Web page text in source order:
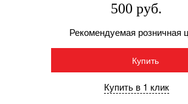
500 руб.
Рекомендуемая розничная
Купить
Купить в 1 клик